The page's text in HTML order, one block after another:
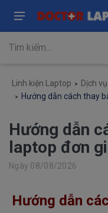
Linh kiện Laptop Dịch
Hướng dẫn cách thay
Hướng dẫn
laptop đơn
Ngày 08/08/2026
Hướng dẫn